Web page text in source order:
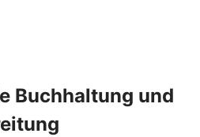
Buchhaltung und